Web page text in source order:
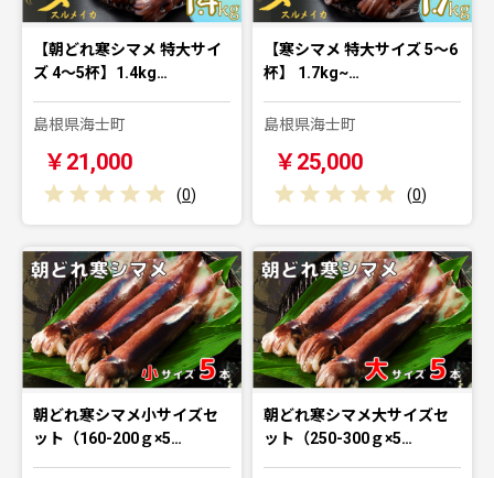
【朝どれ寒シマメ 特大サイ
ズ 4～5杯】1.4kg…
島根県海士町
￥21,000
(0)
【寒シマメ 特大サイズ 5～6
杯】 1.7kg~…
島根県海士町
￥25,000
(0)
朝どれ寒シマメ小サイズセ
ット（160-200ｇ×5…
朝どれ寒シマメ大サイズセ
ット（250-300ｇ×5…